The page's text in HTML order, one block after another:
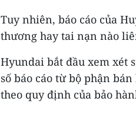
Tuy nhiên, báo cáo của
thương hay tai nạn nào
Hyundai bắt đầu xem xét
số báo cáo từ bộ phận
theo quy định của bảo